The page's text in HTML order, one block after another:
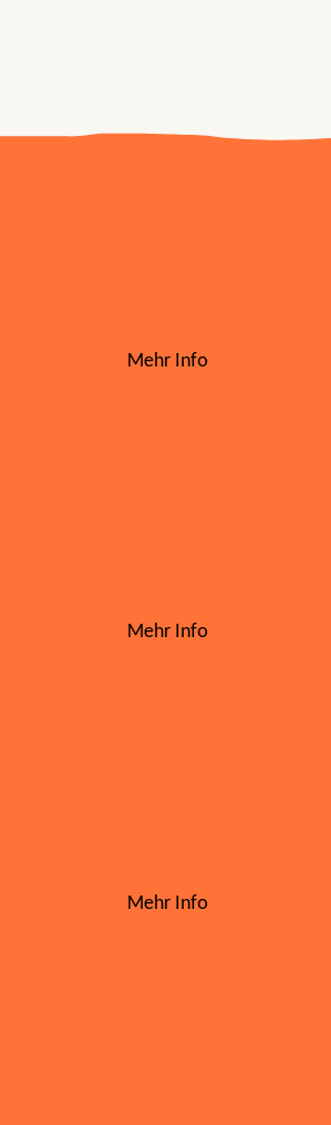
Mehr Info
Mehr Info
Mehr Info